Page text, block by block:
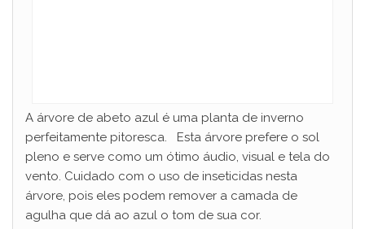
A árvore de abeto azul é uma planta de inverno
perfeitamente pitoresca. Esta árvore prefere o sol
pleno e serve como um ótimo áudio, visual e tela do
vento. Cuidado com o uso de inseticidas nesta
árvore, pois eles podem remover a camada de
agulha que dá ao azul o tom de sua cor.